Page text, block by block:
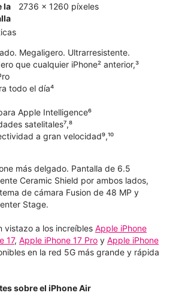
la
2736 x 1260 píxeles
Megaligero. Ultrarresistente.
que cualquier iPhone² anterior,³
todo el día⁴
Apple Intelligence⁶
satelitales⁷,⁸
a gran velocidad⁹,¹⁰
más delgado. Pantalla de 6.5
Ceramic Shield por ambos lados,
de cámara Fusion de 48 MP y
Stage.
vistazo a los increíbles Apple iPhone
17, Apple iPhone 17 Pro y Apple iPhone
en la red 5G más grande y rápida
sobre el iPhone Air